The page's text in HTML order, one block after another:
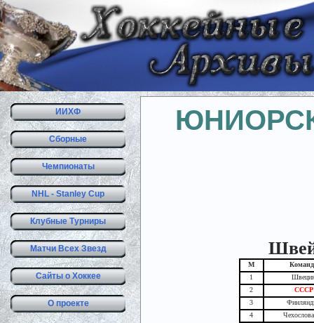
ИИХФ
Сборные
Чемпионаты
NHL - Stanley Cup
Клубные Турниры
Матчи Всех Звезд
Сайты о Хоккее
О проекте
М
1
2
СССР
3
4